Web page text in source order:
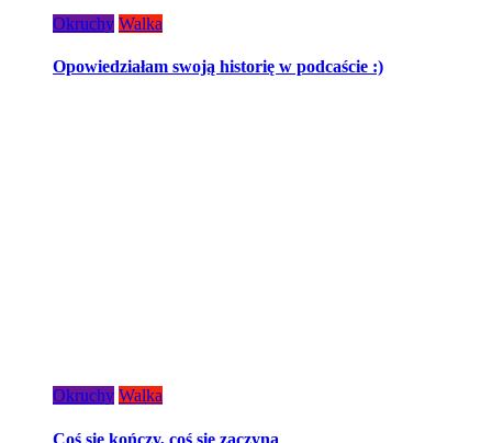
Okruchy Walka
Opowiedziałam swoją historię w podcaście :)
Okruchy Walka
Coś się kończy, coś się zaczyna